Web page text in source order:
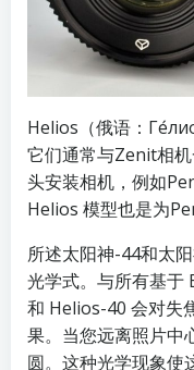
Helios（俄语：
它们通常与Zenit相
头安装相机，例如
Helios 模型也是为
所述太阳神-44和太
光学式。与所有基
和 Helios-40 会对失
果。当您远离照片中
圆。这种光学现象使